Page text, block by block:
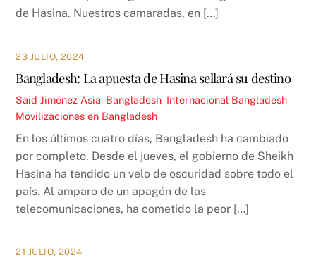
de Hasina. Nuestros camaradas, en […]
23 JULIO, 2024
Bangladesh: La apuesta de Hasina sellará su destino
Said Jiménez Asia Bangladesh Internacional Bangladesh
Movilizaciones en Bangladesh
En los últimos cuatro días, Bangladesh ha cambiado
por completo. Desde el jueves, el gobierno de Sheikh
Hasina ha tendido un velo de oscuridad sobre todo el
país. Al amparo de un apagón de las
telecomunicaciones, ha cometido la peor […]
21 JULIO, 2024